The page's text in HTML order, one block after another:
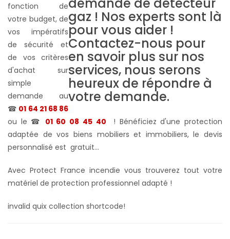
fonction de
votre budget, de
vos impératifs
de sécurité et
de vos critères
d'achat sur
simple
demande au
☎ 01 64 21 68 86
ou le ☎ 01 60 08 45 40
! Bénéficiez d'une protection
adaptée de vos biens mobiliers et immobiliers, le devis
personnalisé est gratuit...
Avec Protect France incendie vous trouverez tout votre
matériel de protection professionnel adapté !
invalid quix collection shortcode!